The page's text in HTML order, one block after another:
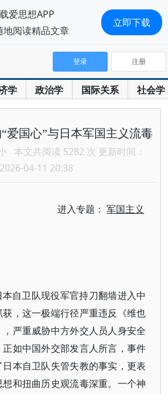
学 政治学 国际关系 社会学
登录 注册
爱国心”与日本军国主义流毒
本文共阅读 5282 次 更新时间：
2026-04-11 20:38
进入专题：军国主义
自卫队现役军官持刀翻墙进入中
，这一极端行径严重违反《维也
严重威胁中方外交人员人身安全
如中国外交部发言人所言，事件
本自卫队失管失教的事实，更表
和扭曲历史观流毒深重。一个神
爱思想APP
地阅读精品文章
立即下载